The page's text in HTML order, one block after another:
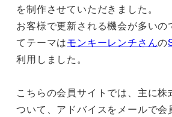
を制作させていただきました。
お客様で更新される機会が多いの
てテーマはモンキーレンチさんの
利用しました。
こちらの会員サイトでは、主に
ついて、アドバイスをメールで会